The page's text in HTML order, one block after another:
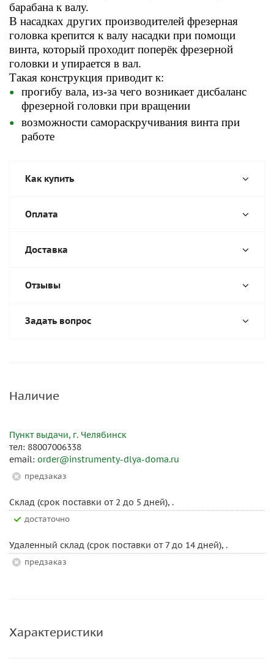
барабана к валу.
В насадках других производителей фрезерная
головка крепится к валу насадки при помощи
винта, который проходит поперёк фрезерной
головки и упирается в вал.
Такая конструкция приводит к:
прогибу вала, из-за чего возникает дисбаланс
фрезерной головки при вращении
возможности самораскручивания винта при
работе
Как купить
Оплата
Доставка
Отзывы
Задать вопрос
Наличие
Пункт выдачи, г. Челябинск
тел: 88007006338
email: order@instrumenty-dlya-doma.ru
Предзаказ
Склад (срок поставки от 2 до 5 дней), .
Достаточно
Удаленный склад (срок поставки от 7 до 14 дней), .
Предзаказ
Характеристики